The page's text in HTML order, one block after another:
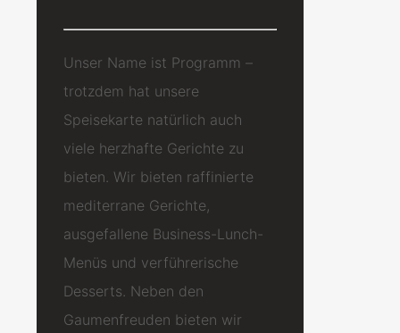
Unser Name ist Programm –
trotzdem hat unsere
Speisekarte natürlich auch
viele herzhafte Gerichte zu
bieten. Wir bieten raffinierte
mediterrane Gerichte,
ausgefallene Business-Lunch-
Menüs und verführerische
Desserts. Neben den
Gaumenfreuden bieten wir